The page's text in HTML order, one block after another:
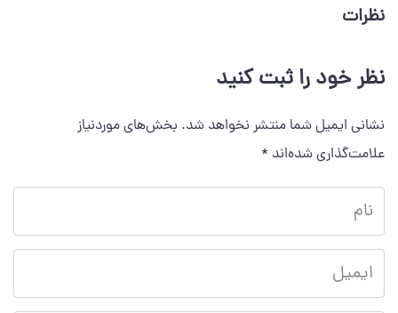
نظرات
نظر خود را ثبت کنید
نشانی ایمیل شما منتشر نخواهد شد. بخش‌های موردنیاز
علامت‌گذاری شده‌اند *